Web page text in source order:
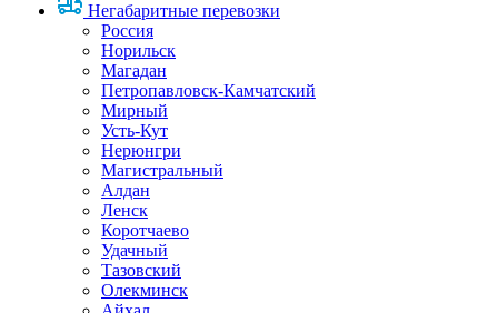
Негабаритные перевозки
Россия
Норильск
Магадан
Петропавловск-Камчатский
Мирный
Усть-Кут
Нерюнгри
Магистральный
Алдан
Ленск
Коротчаево
Удачный
Тазовский
Олекминск